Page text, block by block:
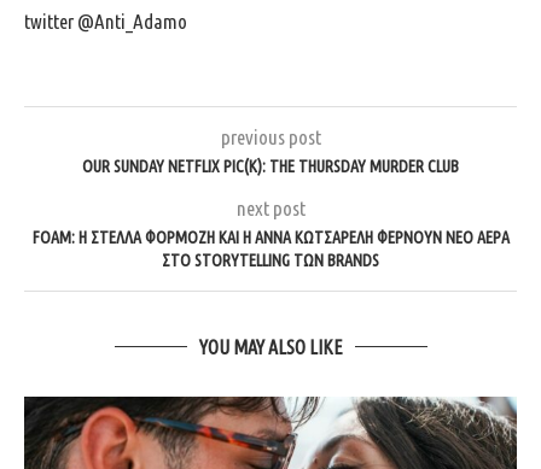
twitter @Anti_Adamo
previous post
OUR SUNDAY NETFLIX PIC(K): THE THURSDAY MURDER CLUB
next post
FOAM: Η ΣΤΈΛΛΑ ΦΟΡΜΌΖΗ ΚΑΙ Η ΆΝΝΑ ΚΩΤΣΑΡΈΛΗ ΦΈΡΝΟΥΝ ΝΈΟ ΑΈΡΑ
ΣΤΟ STORYTELLING ΤΩΝ BRANDS
YOU MAY ALSO LIKE